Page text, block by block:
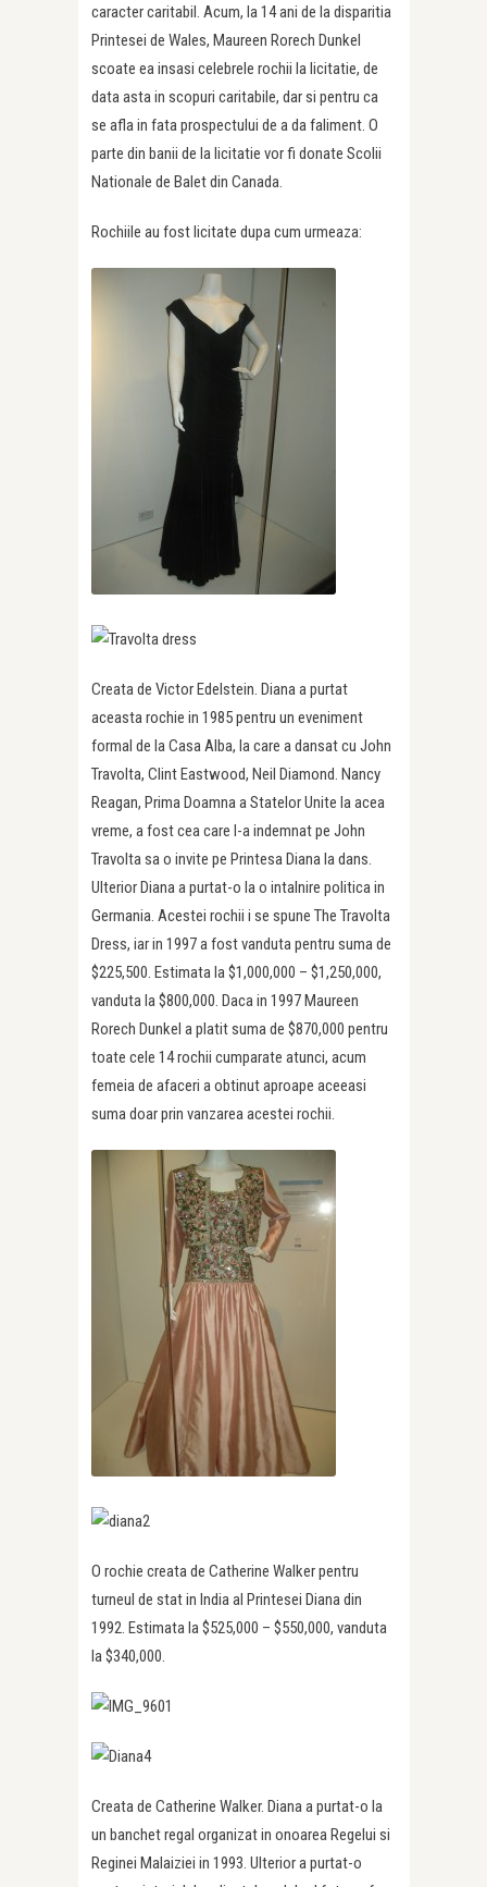
caracter caritabil. Acum, la 14 ani de la disparitia
Printesei de Wales, Maureen Rorech Dunkel
scoate ea insasi celebrele rochii la licitatie, de
data asta in scopuri caritabile, dar si pentru ca
se afla in fata prospectului de a da faliment. O
parte din banii de la licitatie vor fi donate Scolii
Nationale de Balet din Canada.
Rochiile au fost licitate dupa cum urmeaza:
Creata de Victor Edelstein. Diana a purtat
aceasta rochie in 1985 pentru un eveniment
formal de la Casa Alba, la care a dansat cu John
Travolta, Clint Eastwood, Neil Diamond. Nancy
Reagan, Prima Doamna a Statelor Unite la acea
vreme, a fost cea care l-a indemnat pe John
Travolta sa o invite pe Printesa Diana la dans.
Ulterior Diana a purtat-o la o intalnire politica in
Germania. Acestei rochii i se spune The Travolta
Dress, iar in 1997 a fost vanduta pentru suma de
$225,500. Estimata la $1,000,000 – $1,250,000,
vanduta la $800,000. Daca in 1997 Maureen
Rorech Dunkel a platit suma de $870,000 pentru
toate cele 14 rochii cumparate atunci, acum
femeia de afaceri a obtinut aproape aceeasi
suma doar prin vanzarea acestei rochii.
O rochie creata de Catherine Walker pentru
turneul de stat in India al Printesei Diana din
1992. Estimata la $525,000 – $550,000, vanduta
la $340,000.
Creata de Catherine Walker. Diana a purtat-o la
un banchet regal organizat in onoarea Regelui si
Reginei Malaiziei in 1993. Ulterior a purtat-o